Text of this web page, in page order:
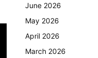
June 2026
May 2026
April 2026
March 2026